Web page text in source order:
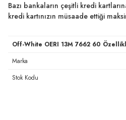
Bazı bankaların çeşitli kredi
kredi kartınızın müsaade ettiği
Off-White OERI 13M 7662 60
Marka
Stok Kodu